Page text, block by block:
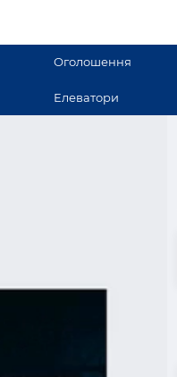
Оголошення
Елеватори